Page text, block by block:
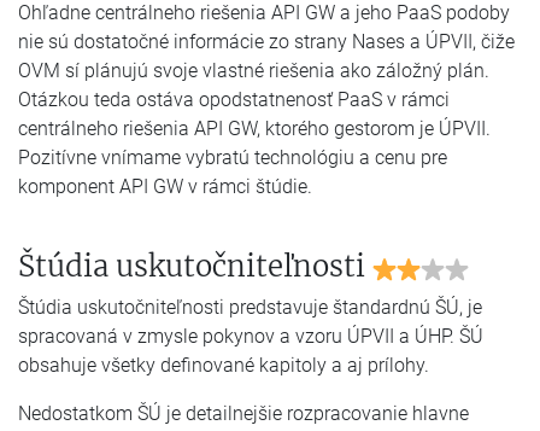
Ohľadne centrálneho riešenia API GW a jeho PaaS podoby
nie sú dostatočné informácie zo strany Nases a ÚPVII, čiže
OVM sí plánujú svoje vlastné riešenia ako záložný plán.
Otázkou teda ostáva opodstatnenosť PaaS v rámci
centrálneho riešenia API GW, ktorého gestorom je ÚPVII.
Pozitívne vnímame vybratú technológiu a cenu pre
komponent API GW v rámci štúdie.
Štúdia uskutočniteľnosti
Štúdia uskutočniteľnosti predstavuje štandardnú ŠÚ, je
spracovaná v zmysle pokynov a vzoru ÚPVII a ÚHP. ŠÚ
obsahuje všetky definované kapitoly a aj prílohy.
Nedostatkom ŠÚ je detailnejšie rozpracovanie hlavne